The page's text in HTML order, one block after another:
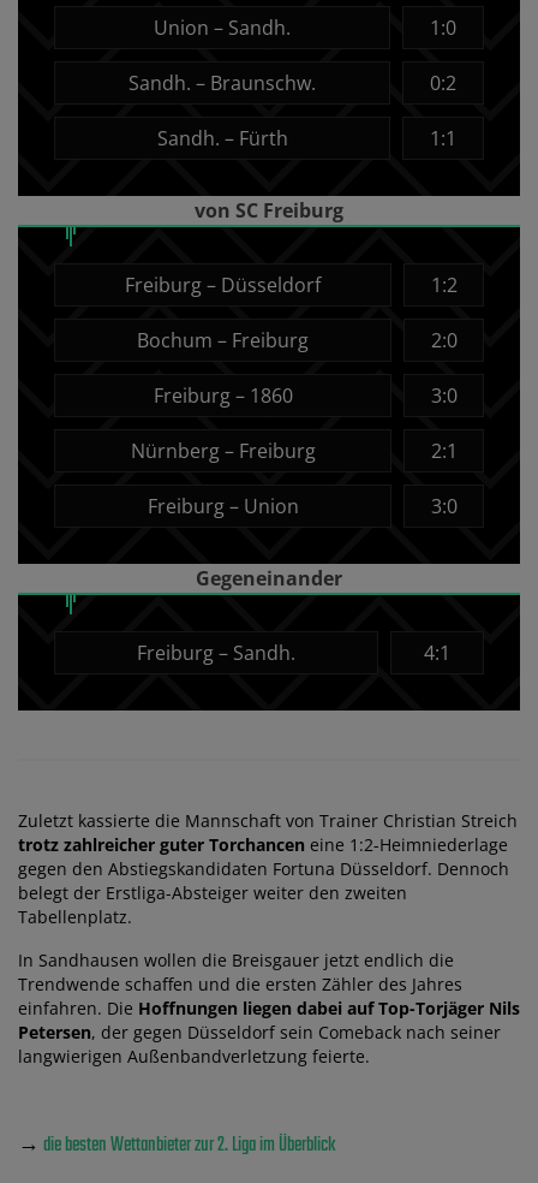
Union – Sandh. 1:0
Sandh. – Braunschw. 0:2
Sandh. – Fürth 1:1
von SC Freiburg
Freiburg – Düsseldorf 1:2
Bochum – Freiburg 2:0
Freiburg – 1860 3:0
Nürnberg – Freiburg 2:1
Freiburg – Union 3:0
Gegeneinander
Freiburg – Sandh. 4:1
Zuletzt kassierte die Mannschaft von Trainer Christian Streich
trotz zahlreicher guter Torchancen eine 1:2-Heimniederlage
gegen den Abstiegskandidaten Fortuna Düsseldorf. Dennoch
belegt der Erstliga-Absteiger weiter den zweiten
Tabellenplatz.
In Sandhausen wollen die Breisgauer jetzt endlich die
Trendwende schaffen und die ersten Zähler des Jahres
einfahren. Die Hoffnungen liegen dabei auf Top-Torjäger Nils
Petersen, der gegen Düsseldorf sein Comeback nach seiner
langwierigen Außenbandverletzung feierte.
→ die besten Wettanbieter zur 2. Liga im Überblick